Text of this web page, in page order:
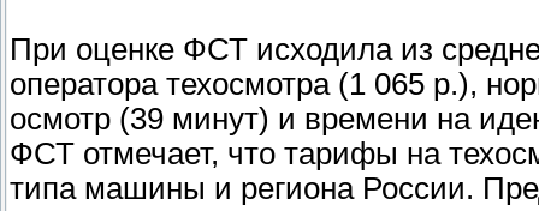
При оценке ФСТ исходила из
оператора техосмотра (1 065 р.),
осмотр (39 минут) и времени на
ФСТ отмечает, что тарифы на
типа машины и региона России.